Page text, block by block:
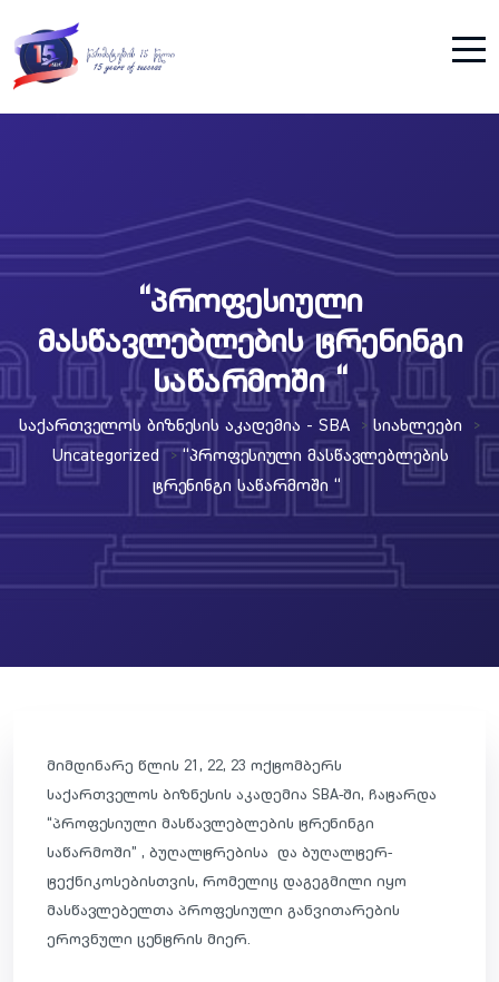
“პროფესიული
მასწავლებლების ტრენინგი
საწარმოში “
Საქართველოს Ბიზნესის Აკადემია - SBA > Სიახლეები >
Uncategorized >“პროფესიული Მასწავლებლების
Ტრენინგი Საწარმოში “
მიმდინარე წლის 21, 22, 23 ოქტომბერს
საქართველოს ბიზნესის აკადემია SBA-ში, ჩატარდა
“პროფესიული მასწავლებლების ტრენინგი
საწარმოში” , ბუღალტრებისა და ბუღალტერ-
ტექნიკოსებისთვის, რომელიც დაგეგმილი იყო
მასწავლებელთა პროფესიული განვითარების
ეროვნული ცენტრის მიერ.